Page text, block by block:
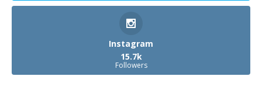
Instagram
15.7k
Followers